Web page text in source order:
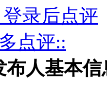
登录后点评
点评::
布人基本信